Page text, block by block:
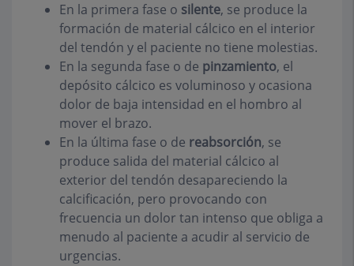
En la primera fase o silente, se produce la
formación de material cálcico en el interior
del tendón y el paciente no tiene molestias.
En la segunda fase o de pinzamiento, el
depósito cálcico es voluminoso y ocasiona
dolor de baja intensidad en el hombro al
mover el brazo.
En la última fase o de reabsorción, se
produce salida del material cálcico al
exterior del tendón desapareciendo la
calcificación, pero provocando con
frecuencia un dolor tan intenso que obliga a
menudo al paciente a acudir al servicio de
urgencias.